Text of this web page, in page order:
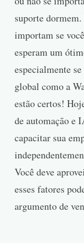
suporte
importam se
esperam um
especialmente
global como a
estão certos!
de automação e
capacitar sua
Você deve
esses fatores
argumento de